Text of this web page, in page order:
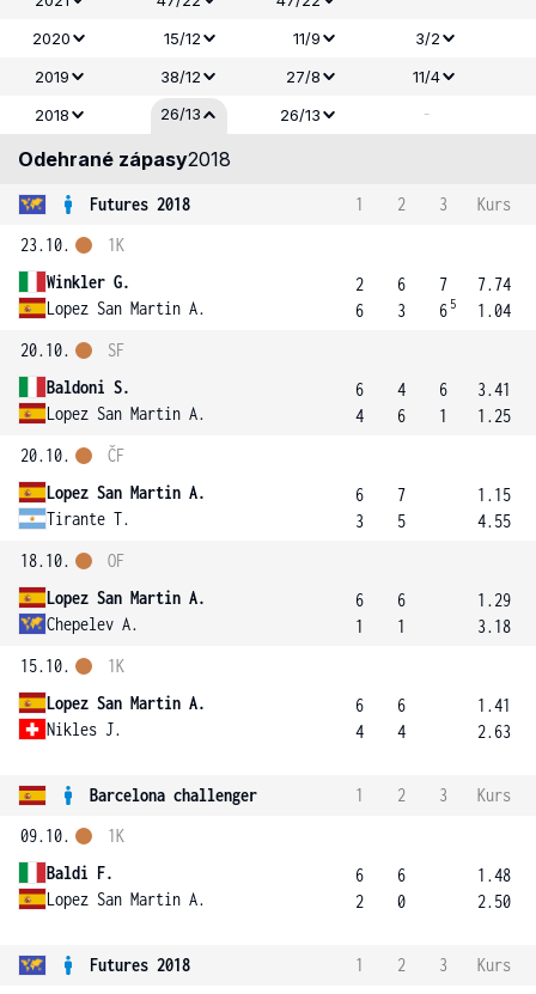
2020 15/12 11/9
3/2
2019
38/12 27/8
11/4
2018
26/13 26/13 -
Odehrané zápasy2018
Futures 2018 1 2 3
Kurs
23.10.
Winkler G.
Lopez San Martin A.
1K
2
6
6
3
7
6 5
7.74
1.04
20.10.
Baldoni S.
Lopez San Martin A.
SF
6
4
4
6
6
1
3.41
1.25
20.10.
Lopez San Martin A.
Tirante T.
ČF
6
3
7
5
1.15
4.55
18.10.
Lopez San Martin A.
Chepelev A.
OF
6
1
6
1
1.29
3.18
15.10.
Lopez San Martin A.
Nikles J.
1K
6
4
6
4
1.41
2.63
Barcelona challenger 1 2 3
Kurs
09.10.
Baldi F.
Lopez San Martin A.
1K
6
2
6
0
1.48
2.50
Futures 2018 1 2 3
Kurs